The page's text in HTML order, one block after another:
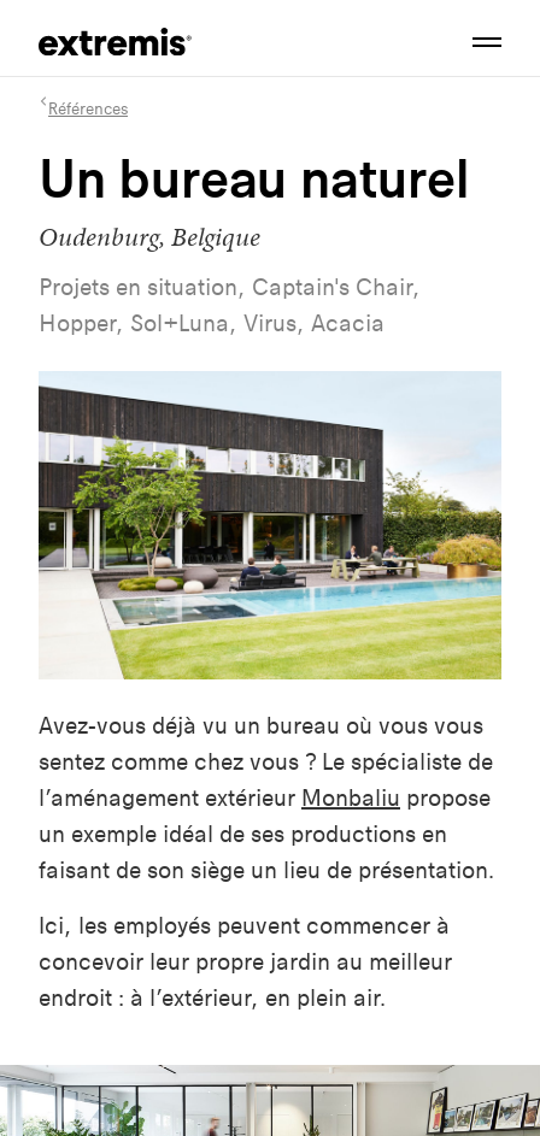
Références
Un bureau naturel
Oudenburg, Belgique
Projets en situation, Captain's Chair,
Hopper, Sol+Luna, Virus, Acacia
Avez-vous déjà vu un bureau où vous vous
sentez comme chez vous ? Le spécialiste de
l’aménagement extérieur Monbaliu propose
un exemple idéal de ses productions en
faisant de son siège un lieu de présentation.
Ici, les employés peuvent commencer à
concevoir leur propre jardin au meilleur
endroit : à l’extérieur, en plein air.